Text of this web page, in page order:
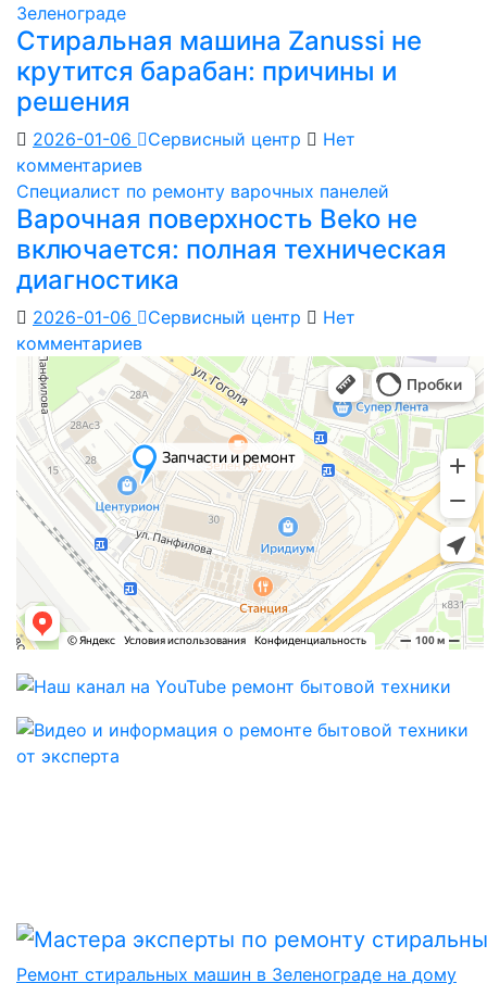
Зеленограде
Стиральная машина Zanussi не
крутится барабан: причины и
решения
2026-01-06 Сервисный центр
Нет
комментариев
Специалист по ремонту варочных панелей
Варочная поверхность Beko не
включается: полная техническая
диагностика
2026-01-06 Сервисный центр
Нет
комментариев
Ремонт стиральных машин в Зеленограде на дому